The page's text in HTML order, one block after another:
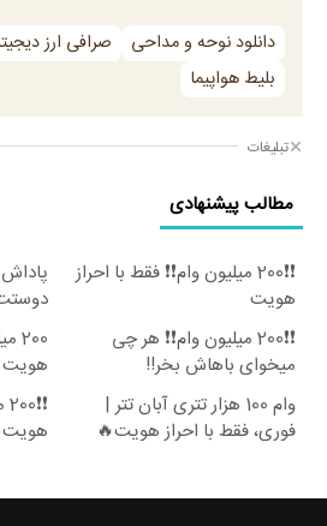
دانلود نوحه و مداحی صرافی ارز
بلیط هواپیما
تبلیغات
مطالب پیشنهادی
❗❗200 میلیون وام❗❗ فقط با احراز
هویت
😍
❗❗200 میلیون وام❗❗ هر چی
میخوای باهاش بخر!!
هویت
وام 100 هزار تتری آبان تتر |
فوری، فقط با احراز هویت🔥
هویت